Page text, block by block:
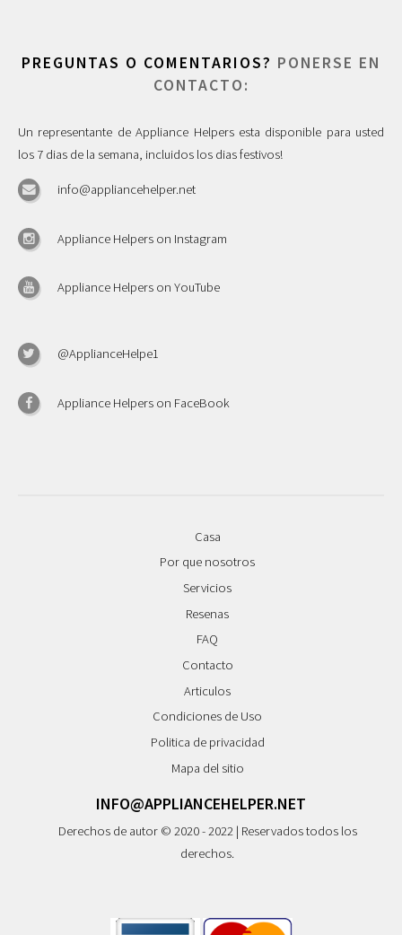
PREGUNTAS O COMENTARIOS? PONERSE EN
CONTACTO:
Un representante de Appliance Helpers esta disponible para usted
los 7 dias de la semana, incluidos los dias festivos!
info@appliancehelper.net
Appliance Helpers on Instagram
Appliance Helpers on YouTube
@ApplianceHelpe1
Appliance Helpers on FaceBook
Casa
Por que nosotros
Servicios
Resenas
FAQ
Contacto
Articulos
Condiciones de Uso
Politica de privacidad
Mapa del sitio
INFO@APPLIANCEHELPER.NET
Derechos de autor © 2020 - 2022 | Reservados todos los
derechos.